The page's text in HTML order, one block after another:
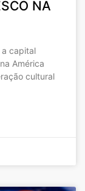
NA
a capital
América
cultural